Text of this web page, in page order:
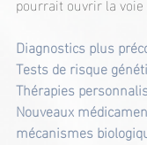
Diagnostics plus
Tests de risque
Thérapies
Nouveaux
mécanismes